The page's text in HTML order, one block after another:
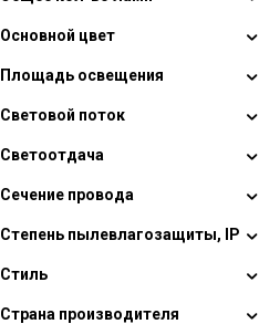
Основной цвет
Площадь освещения
Световой поток
Светоотдача
Сечение провода
Степень пылевлагозащиты, IP
Стиль
Страна производителя